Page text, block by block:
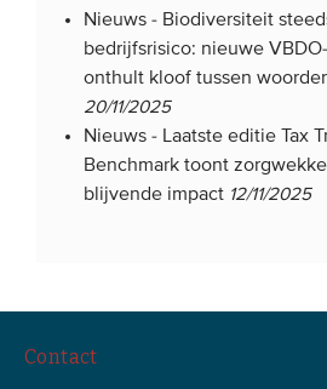
Nieuws - Biodiversiteit
bedrijfsrisico: nieuwe
onthult kloof tussen
20/11/2025
Nieuws - Laatste editie Tax
Benchmark toont
blijvende impact 12/11/2025
Contact